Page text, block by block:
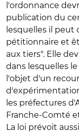
l'ordonnance
publication du
lesquelles il peut
pétitionnaire et
aux tiers". Elle
dans lesquelles
l'objet d'un
les préfectures
Franche-Comté
La loi prévoit